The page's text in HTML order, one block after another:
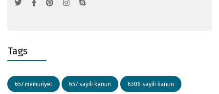
Tags
657 memuriyet 657 sayılı kanun 6306 sayılı kanun